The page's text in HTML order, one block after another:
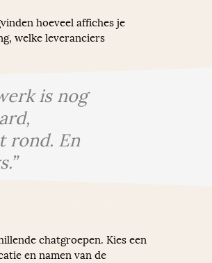
hoeveel affiches je
welke leveranciers
is nog
rond. En
chatgroepen. Kies een
en namen van de